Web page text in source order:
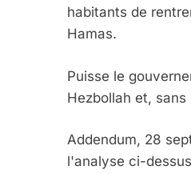
habitants de
Hamas.
Puisse le
Hezbollah et,
Addendum, 28
l'analyse ci-